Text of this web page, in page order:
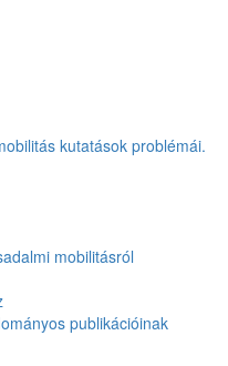
kutatások problémái.
mobilitásról
publikációinak